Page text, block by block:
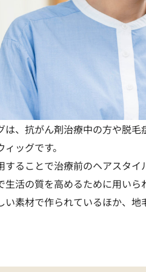
は、抗がん剤治療中の方や脱
ッグです。
することで治療前のヘアスタ
生活の質を高めるために用い
い素材で作られているほか、